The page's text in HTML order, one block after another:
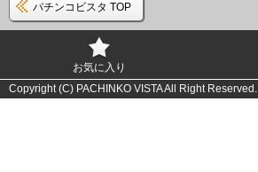
パチンコビスタ TOP
お気に入り
Copyright (C) PACHINKO VISTA All Right Reserved.